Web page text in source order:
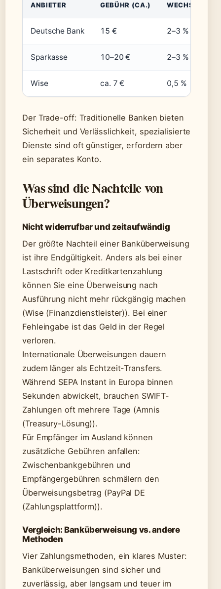
ANBIETER GEBÜHR (CA.)
Deutsche Bank 15 € 2–3 %
Sparkasse 10–20 € 2–3 %
Wise ca. 7 € 0,5 %
Der Trade-off: Traditionelle Banken bieten
Sicherheit und Verlässlichkeit, spezialisierte
Dienste sind oft günstiger, erfordern aber
ein separates Konto.
Was sind die Nachteile von
Überweisungen?
Nicht widerrufbar und zeitaufwändig
Der größte Nachteil einer Banküberweisung
ist ihre Endgültigkeit. Anders als bei einer
Lastschrift oder Kreditkartenzahlung
können Sie eine Überweisung nach
Ausführung nicht mehr rückgängig machen
(Wise (Finanzdienstleister)). Bei einer
Fehleingabe ist das Geld in der Regel
verloren.
Internationale Überweisungen dauern
zudem länger als Echtzeit-Transfers.
Während SEPA Instant in Europa binnen
Sekunden abwickelt, brauchen SWIFT-
Zahlungen oft mehrere Tage (Amnis
(Treasury-Lösung)).
Für Empfänger im Ausland können
zusätzliche Gebühren anfallen:
Zwischenbankgebühren und
Empfängergebühren schmälern den
Überweisungsbetrag (PayPal DE
(Zahlungsplattform)).
Vergleich: Banküberweisung vs. andere
Methoden
Vier Zahlungsmethoden, ein klares Muster:
Banküberweisungen sind sicher und
zuverlässig, aber langsam und teuer im